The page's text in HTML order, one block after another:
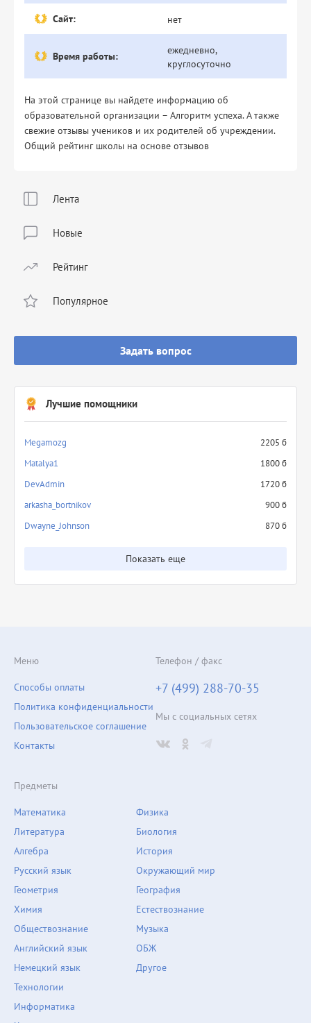
Лента
Новые
Рейтинг
Популярное
Задать вопрос
Лучшие помощники
Megamozg
2205 б
Matalya1
1800 б
DevAdmin
1720 б
arkasha_bortnikov
900 б
Dwayne_Johnson
870 б
Показать еще
Сайт: нет
Время работы:
ежедневно,
круглосуточно
На этой странице вы найдете информацию об
образовательной организации – Алгоритм успеха. А также
свежие отзывы учеников и их родителей об учреждении.
Общий рейтинг школы на основе отзывов
Предметы
Математика
Литература
Алгебра
Русский язык
Геометрия
Химия
Физика
Биология
История
Окружающий мир
География
Естествознание
Обществознание
Английский язык
Немецкий язык
Технологии
Информатика
Музыка
ОБЖ
Другое
Меню
Способы оплаты
Политика конфиденциальности
Пользовательское соглашение
Контакты
Телефон / факс
+7 (499) 288-70-35
Мы с социальных сетях